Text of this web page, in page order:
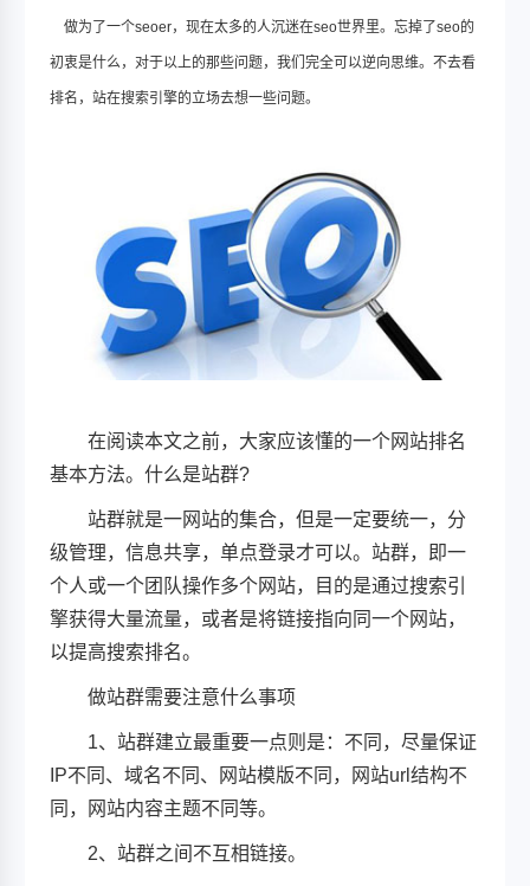
做为了一个seoer，现在太多的人沉迷在seo世界里。忘掉了seo的
初衷是什么，对于以上的那些问题，我们完全可以逆向思维。不去看
排名，站在搜索引擎的立场去想一些问题。
在阅读本文之前，大家应该懂的一个网站排名
基本方法。什么是站群?
站群就是一网站的集合，但是一定要统一，分
级管理，信息共享，单点登录才可以。站群，即一
个人或一个团队操作多个网站，目的是通过搜索引
擎获得大量流量，或者是将链接指向同一个网站，
以提高搜索排名。
做站群需要注意什么事项
1、站群建立最重要一点则是：不同，尽量保证
IP不同、域名不同、网站模版不同，网站url结构不
同，网站内容主题不同等。
2、站群之间不互相链接。